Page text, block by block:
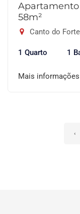
Apartamento
58m²
Canto do
1 Quarto 1
Mais informações
‹